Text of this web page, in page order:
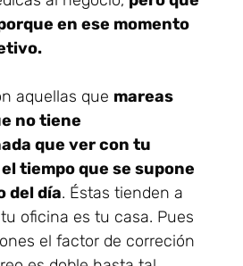
en ese momento
aquellas que mareas
no tiene
que ver con tu
tiempo que se supone
del día. Éstas tienden a
oficina es tu casa. Pues
el factor de correción